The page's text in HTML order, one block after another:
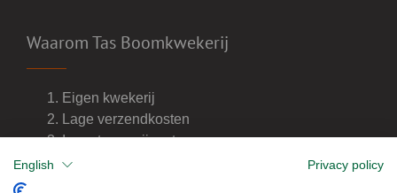
Waarom Tas Boomkwekerij
Eigen kwekerij
Lage verzendkosten
Import van wijnvaten
Dealer van DCM meststoffen
English Privacy policy